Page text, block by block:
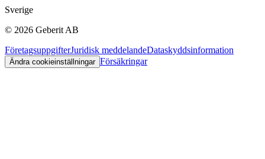
Sverige
© 2026 Geberit AB
FöretagsuppgifterJuridisk meddelandeDataskyddsinformation
Ändra cookieinställningar Försäkringar